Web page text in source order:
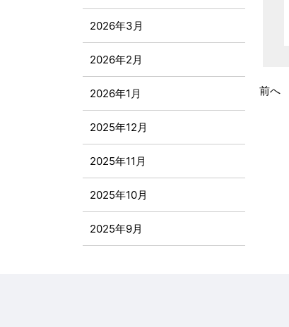
前へ
2026年3月
2026年2月
2026年1月
2025年12月
2025年11月
2025年10月
2025年9月